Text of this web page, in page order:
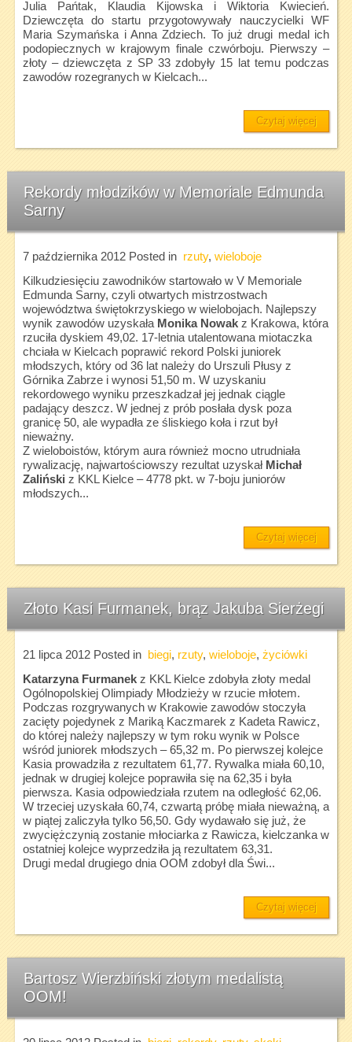
Julia Pańtak, Klaudia Kijowska i Wiktoria Kwiecień.
Dziewczęta do startu przygotowywały nauczycielki WF
Maria Szymańska i Anna Zdziech. To już drugi medal ich
podopiecznych w krajowym finale czwórboju. Pierwszy –
złoty – dziewczęta z SP 33 zdobyły 15 lat temu podczas
zawodów rozegranych w Kielcach...
Czytaj więcej
Rekordy młodzików w Memoriale Edmunda
Sarny
7 października 2012Posted in rzuty, wieloboje
Kilkudziesięciu zawodników startowało w V Memoriale
Edmunda Sarny, czyli otwartych mistrzostwach
województwa świętokrzyskiego w wielobojach. Najlepszy
wynik zawodów uzyskała Monika Nowakz Krakowa, która
rzuciła dyskiem 49,02. 17-letnia utalentowana miotaczka
chciała w Kielcach poprawić rekord Polski juniorek
młodszych, który od 36 lat należy do Urszuli Płusy z
Górnika Zabrze i wynosi 51,50 m. W uzyskaniu
rekordowego wyniku przeszkadzał jej jednak ciągle
padający deszcz. W jednej z prób posłała dysk poza
granicę 50, ale wypadła ze śliskiego koła i rzut był
nieważny.
Z wieloboistów, którym aura również mocno utrudniała
rywalizację, najwartościowszy rezultat uzyskał Michał
Zaliński z KKL Kielce – 4778 pkt. w 7-boju juniorów
młodszych...
Czytaj więcej
Złoto Kasi Furmanek, brąz Jakuba Sierżegi
21 lipca 2012Posted in biegi, rzuty, wieloboje, życiówki
Katarzyna Furmanekz KKL Kielce zdobyła złoty medal
Ogólnopolskiej Olimpiady Młodzieży w rzucie młotem.
Podczas rozgrywanych w Krakowie zawodów stoczyła
zacięty pojedynek z Mariką Kaczmarek z Kadeta Rawicz,
do której należy najlepszy w tym roku wynik w Polsce
wśród juniorek młodszych – 65,32 m. Po pierwszej kolejce
Kasia prowadziła z rezultatem 61,77. Rywalka miała 60,10,
jednak w drugiej kolejce poprawiła się na 62,35 i była
pierwsza. Kasia odpowiedziała rzutem na odległość 62,06.
W trzeciej uzyskała 60,74, czwartą próbę miała nieważną, a
w piątej zaliczyła tylko 56,50. Gdy wydawało się już, że
zwyciężczynią zostanie młociarka z Rawicza, kielczanka w
ostatniej kolejce wyprzedziła ją rezultatem 63,31.
Drugi medal drugiego dnia OOM zdobył dla Świ...
Czytaj więcej
Bartosz Wierzbiński złotym medalistą
OOM!